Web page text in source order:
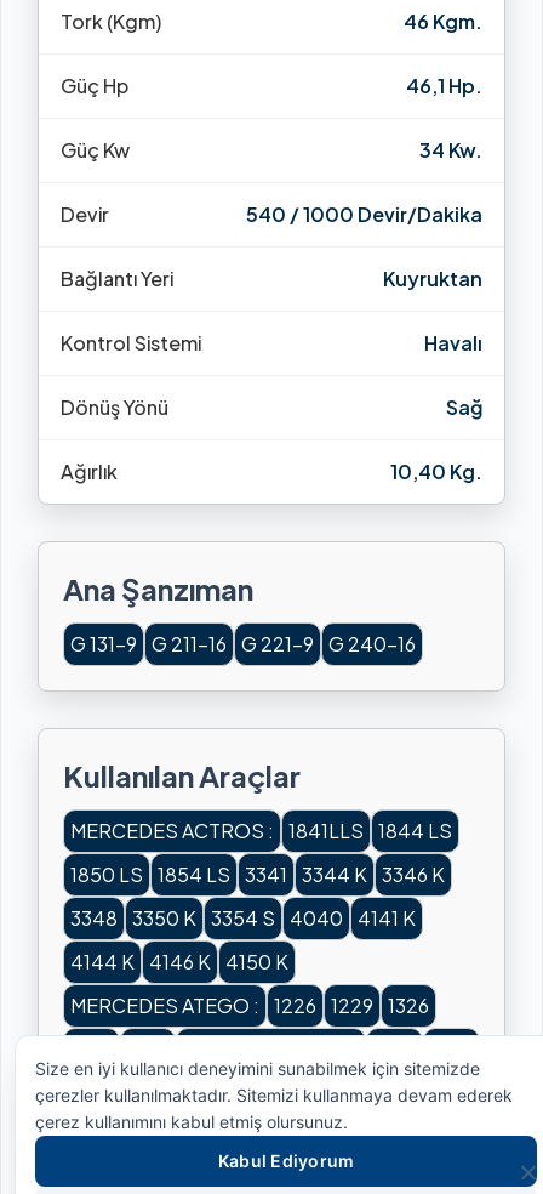
Tork (Kgm) 46 Kgm.
Güç Hp 46,1 Hp.
Güç Kw 34 Kw.
Devir 540 / 1000 Devir/Dakika
Bağlantı Yeri Kuyruktan
Kontrol Sistemi Havalı
Dönüş Yönü Sağ
Ağırlık 10,40 Kg.
Ana Şanzıman
G 131-9 G 211-16 G 221-9 G 240-16
Kullanılan Araçlar
MERCEDES ACTROS : 1841LLS
1844 LS
1850 LS
1854 LS 3341 3344 K
3346 K
3348
3350 K 3354 S 4040
4141 K
4144 K
4146 K
4150 K
MERCEDES ATEGO :
1226 1229
1326
1828 K 1829 1833 1835 1836 1840
1843 1844 2523 CD 2528 CD 2529
2628 CL
Size en iyi kullanıcı deneyimini sunabilmek için sitemizde
çerezler kullanılmaktadır. Sitemizi kullanmaya devam ederek
çerez kullanımını kabul etmiş olursunuz.
Kabul Ediyorum